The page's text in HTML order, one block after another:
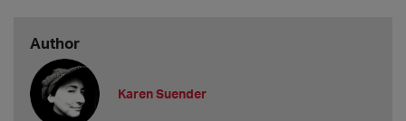
Author
Karen Suender